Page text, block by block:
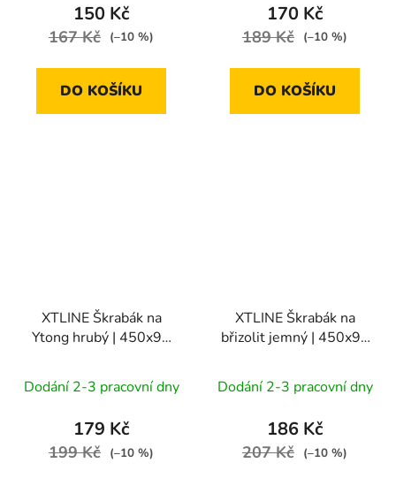
150 Kč
167 Kč (–10 %)
DO KOŠÍKU
170 Kč
189 Kč (–10 %)
DO KOŠÍKU
XTLINE Škrabák na
Ytong hrubý | 450x90
Dodání 2-3 pracovní dny
179 Kč
199 Kč (–10 %)
XTLINE Škrabák na
břizolit jemný | 450x96
Dodání 2-3 pracovní dny
186 Kč
207 Kč (–10 %)